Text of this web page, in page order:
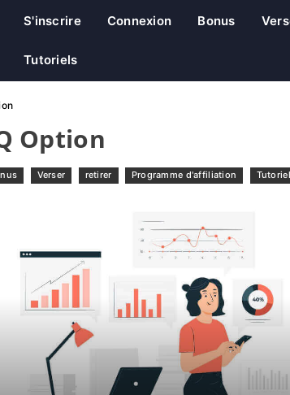
S'inscrire Connexion Bonus
Tutoriels
Option
Verser retirer Programme d'affiliation